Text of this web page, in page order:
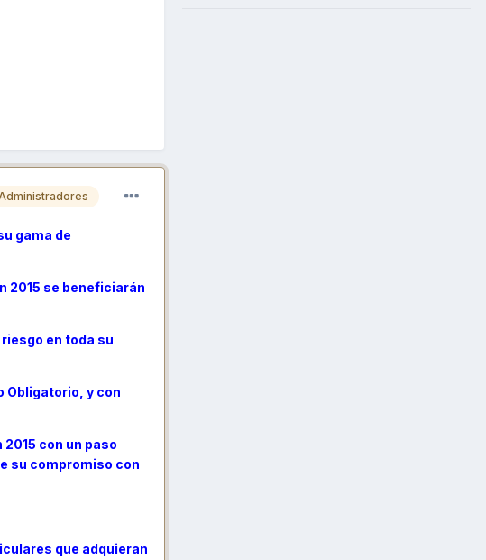
gama de
2015 se beneficiarán
en toda su
Obligatorio, y con
con un paso
su compromiso con
que adquieran